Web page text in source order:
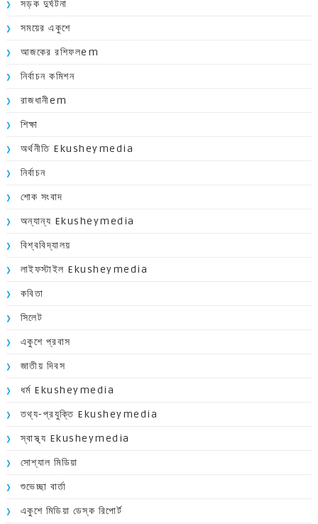
সড়ক দুর্ঘটনা
সময়ের একুশে
আজকের রশিফলem
নির্বাচন কমিশন
রাজধানীem
শিক্ষা
অর্থনীতি Ekusheymedia
নির্বাচন
শোক সংবাদ
অন্যান্য Ekusheymedia
বিশ্ববিদ্যালয়
লাইফস্টাইল Ekusheymedia
কবিতা
সিলেট
একুশে প্রবাস
জাতীয় দিবস
ধর্ম Ekusheymedia
তথ্য-প্রযুক্তি Ekusheymedia
স্বাস্থ্য Ekusheymedia
সোশ্যাল মিডিয়া
শুভেচ্ছা বার্তা
একুশে মিডিয়া ডেস্ক রিপোর্ট